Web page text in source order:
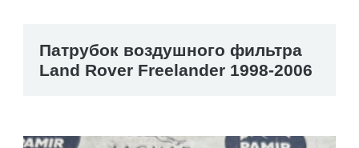
Патрубок воздушного фильтра
Land Rover Freelander 1998-2006